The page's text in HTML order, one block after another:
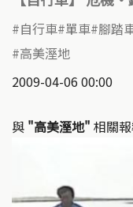
自行車 單車 腳踏
高美溼地
2009-04-06 00:00
與 "高美溼地" 相關